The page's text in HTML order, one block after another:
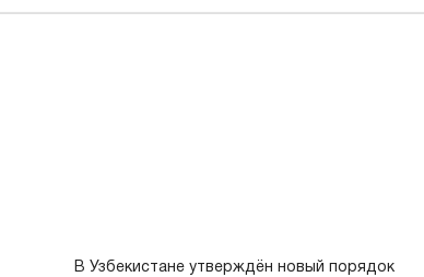
В Узбекистане утверждён новый порядок